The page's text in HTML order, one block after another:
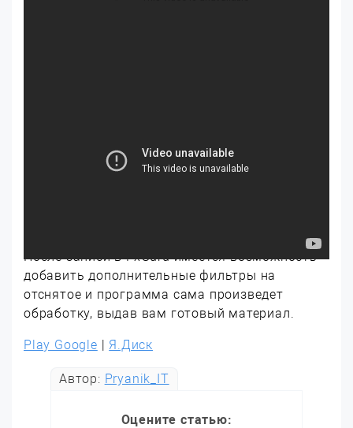
После записи в FxGuru имеется возможность
добавить дополнительные фильтры на
отснятое и программа сама произведет
обработку, выдав вам готовый материал.
Play Google | Я.Диск
Автор: Pryanik_IT
Оцените статью: